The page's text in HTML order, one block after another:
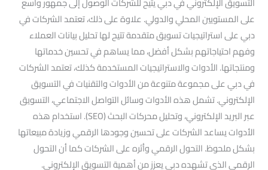
على المستويين المحلي والدولي. علاوة على ذلك، تعتمد الشركات في
دبي على استراتيجيات تسويق متقدمة تتيح لها تحليل بيانات العملاء
وفهم احتياجاتهم بشكل أفضل، مما يساهم في تحسين خدماتها
ومنتجاتها. الأدوات والاستراتيجيات المستخدمة كذلك، تعتمد الشركات
في دبي على مجموعة متنوعة من الأدوات والتقنيات في التسويق
الإلكتروني. تشمل هذه الأدوات وسائل التواصل الاجتماعي، التسويق
عبر البريد الإلكتروني، وتحليل محركات البحث (SEO). استخدام هذه
الأدوات يساعد الشركات على تحسين وجودها الرقمي وزيادة مبيعاتها
بشكل ملحوظ. التحول الرقمي وأثره على الشركات كما أن التحول
الرقمي الذي تشهده دبي يعزز من أهمية التسويق الإلكتروني.